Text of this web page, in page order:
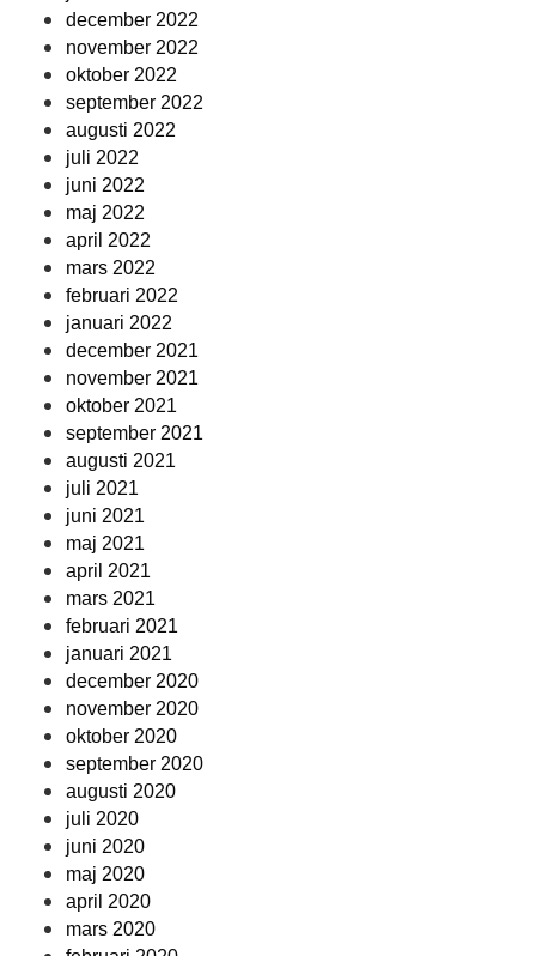
december 2022
november 2022
oktober 2022
september 2022
augusti 2022
juli 2022
juni 2022
maj 2022
april 2022
mars 2022
februari 2022
januari 2022
december 2021
november 2021
oktober 2021
september 2021
augusti 2021
juli 2021
juni 2021
maj 2021
april 2021
mars 2021
februari 2021
januari 2021
december 2020
november 2020
oktober 2020
september 2020
augusti 2020
juli 2020
juni 2020
maj 2020
april 2020
mars 2020